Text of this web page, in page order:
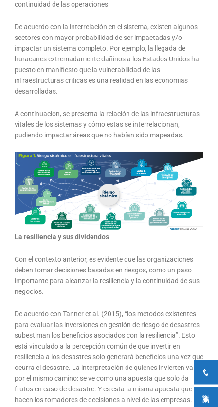
continuidad de las operaciones.
De acuerdo con la interrelación en el sistema, existen algunos
sectores con mayor probabilidad de ser impactadas y/o
impactar un sistema completo. Por ejemplo, la llegada de
huracanes extremadamente dañinos a los Estados Unidos ha
puesto en manifiesto que la vulnerabilidad de las
infraestructuras críticas es una realidad en las economías
desarrolladas.
A continuación, se presenta la relación de las infraestructuras
vitales de los sistemas y cómo estas se interrelacionan,
pudiendo impactar áreas que no habían sido mapeadas.
La resiliencia y sus dividendos
Con el contexto anterior, es evidente que las organizaciones
deben tomar decisiones basadas en riesgos, como un paso
importante para alcanzar la resiliencia y la continuidad de sus
negocios.
De acuerdo con Tanner et al. (2015), “los métodos existentes
para evaluar las inversiones en gestión de riesgo de desastres
subestiman los beneficios asociados con la resiliencia”. Esto
está vinculado a la percepción común de que invertir en
resiliencia a los desastres solo generará beneficios una vez que
ocurra el desastre. La interpretación de quienes invierten va
por el mismo camino: se ve como una apuesta que solo da
frutos en caso de desastre. Y es esta la misma apuesta que
hacen los tomadores de decisiones a nivel de las empresas.